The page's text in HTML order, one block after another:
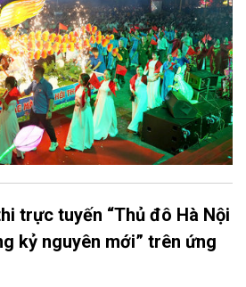
trực tuyến “Thủ đô Hà Nội
kỷ nguyên mới” trên ứng